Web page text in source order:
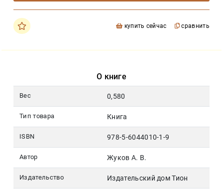
купить сейчас сравнить
О книге
Вес 0,580
Тип товара Книга
ISBN 978-5-6044010-1-9
Автор Жуков А. В.
Издательство Издательский дом Тион